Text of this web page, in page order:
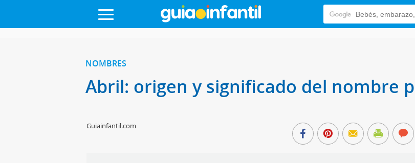
NOMBRES
Abril: origen y significado del nombre
Guiainfantil.com